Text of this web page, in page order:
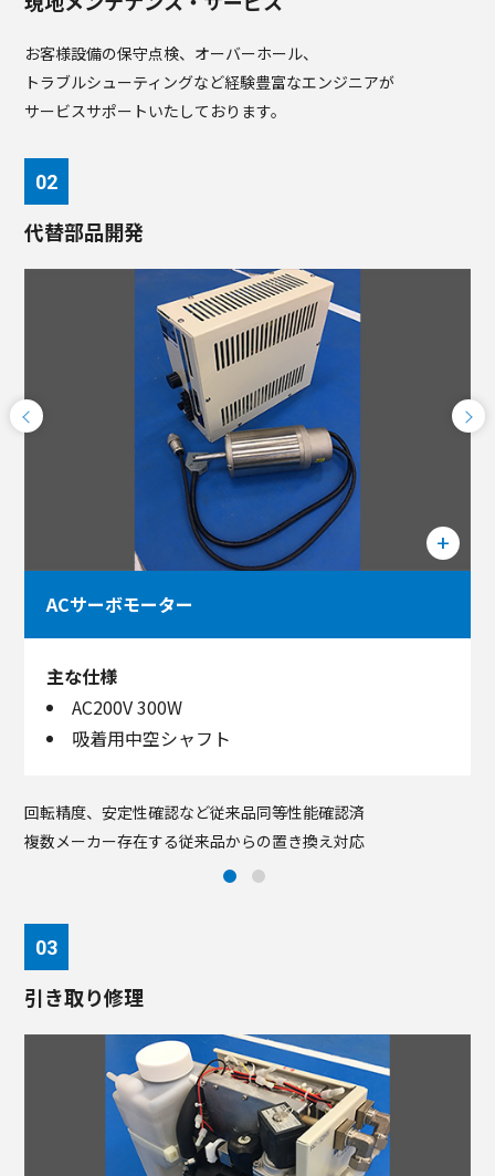
お客様設備の保守点検、オーバーホール、
トラブルシューティングなど経験豊富なエンジニアが
サービスサポートいたしております。
代替部品開発
ACサーボモーター
主な仕様
AC200V 300W
吸着用中空シャフト
回転精度、安定性確認など従来品同等性能確認済
複数メーカー存在する従来品からの置き換え対応
引き取り修理